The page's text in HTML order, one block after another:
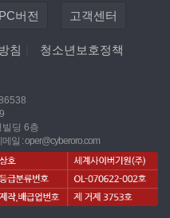
PC버전 고객센터
침 청소년보호정책
딩 6층
메일 :oper@cyberoro.com